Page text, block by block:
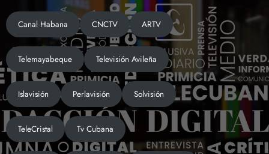
Canal Habana CNCTV ARTV
Telemayabeque Televisión Avileña
Islavisión Perlavisión Solvisión
TeleCristal Tv Cubana